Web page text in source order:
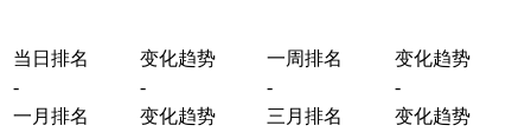
当日排名 变化趋势 一周排名
变化趋势
-
- -
-
一月排名
变化趋势 三月排名
变化趋势